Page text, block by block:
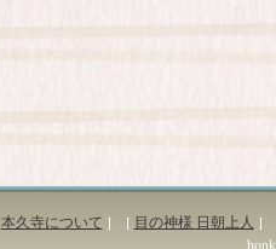
本久寺について ] [ 目の神様 日朝上人 ]